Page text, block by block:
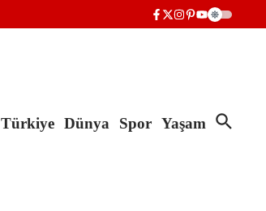
Türkiye Dünya Spor Yaşam